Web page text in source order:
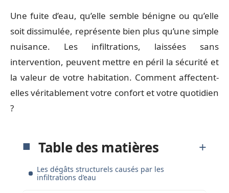
Une fuite d’eau, qu’elle semble bénigne ou qu’elle
soit dissimulée, représente bien plus qu’une simple
nuisance. Les infiltrations, laissées sans
intervention, peuvent mettre en péril la sécurité et
la valeur de votre habitation. Comment affectent-
elles véritablement votre confort et votre quotidien
?
Table des matières
Les dégâts structurels causés par les
infiltrations d’eau